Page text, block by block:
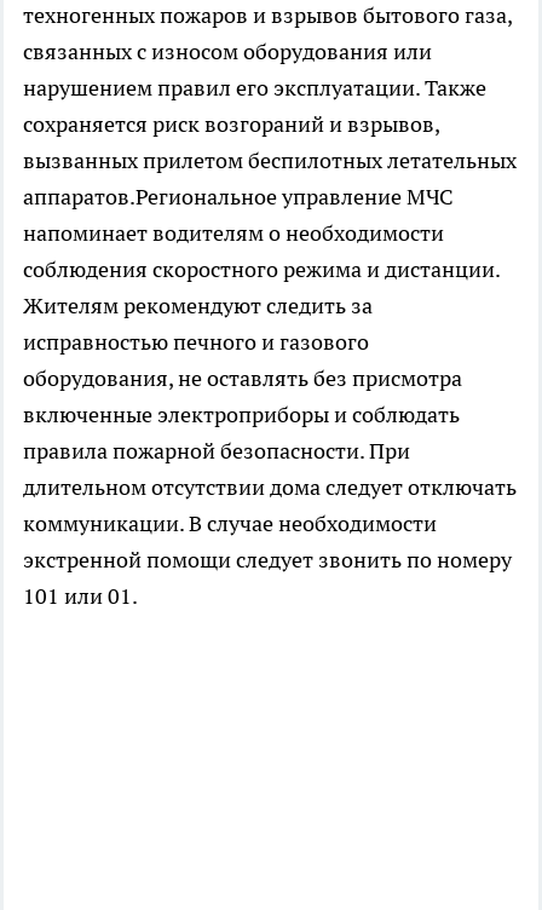
техногенных пожаров и взрывов бытового газа,
связанных с износом оборудования или
нарушением правил его эксплуатации. Также
сохраняется риск возгораний и взрывов,
вызванных прилетом беспилотных летательных
аппаратов.Региональное управление МЧС
напоминает водителям о необходимости
соблюдения скоростного режима и дистанции.
Жителям рекомендуют следить за
исправностью печного и газового
оборудования, не оставлять без присмотра
включенные электроприборы и соблюдать
правила пожарной безопасности. При
длительном отсутствии дома следует отключать
коммуникации. В случае необходимости
экстренной помощи следует звонить по номеру
101 или 01.